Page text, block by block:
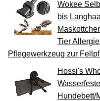
Wokee
bis
Tier
Pflegewerkzeug zur
Hossi's
Hundebett/